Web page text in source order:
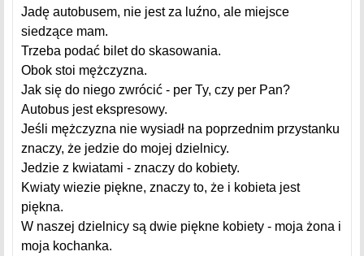
Jadę autobusem, nie jest za luźno, ale miejsce
siedzące mam.
Trzeba podać bilet do skasowania.
Obok stoi mężczyzna.
Jak się do niego zwrócić - per Ty, czy per Pan?
Autobus jest ekspresowy.
Jeśli mężczyzna nie wysiadł na poprzednim przystanku
znaczy, że jedzie do mojej dzielnicy.
Jedzie z kwiatami - znaczy do kobiety.
Kwiaty wiezie piękne, znaczy to, że i kobieta jest
piękna.
W naszej dzielnicy są dwie piękne kobiety - moja żona i
moja kochanka.